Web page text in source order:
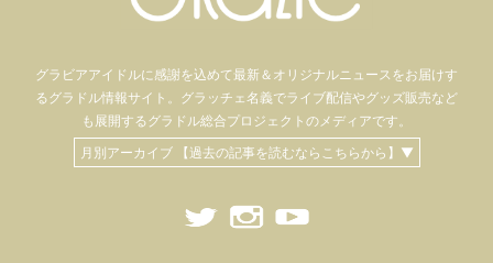
グラビアアイドルに感謝を込めて最新＆オリジナルニュースをお届けす
るグラドル情報サイト。 グラッチェ名義でライブ配信やグッズ販売など
も 展開するグラドル総合プロジェクトのメディアです。
月別アーカイブ 【過去の記事を読むならこちらから】▼